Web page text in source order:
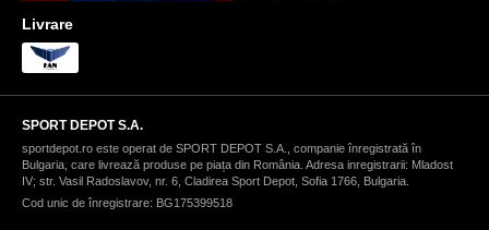
Livrare
SPORT DEPOT S.A.
sportdepot.ro este operat de SPORT DEPOT S.A., companie înregistrată în
Bulgaria, care livrează produse pe piața din România. Adresa inregistrarii: Mladost
IV; str. Vasil Radoslavov, nr. 6, Cladirea Sport Depot, Sofia 1766, Bulgaria.
Cod unic de înregistrare: BG175399518